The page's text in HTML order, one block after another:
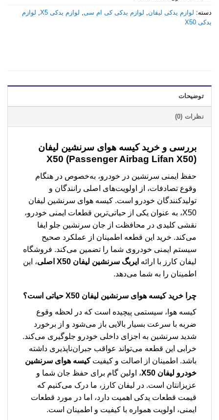
دسته: لوازم یدکی لیفان, لوازم یدکی کی ام سی, لوازم یدکی X5 , لوازم
یدکی X50
توضیحات
نظرات (0)
بررسی و خریدکیسه هوای سرنشین لیفان
X50 (Passenger Airbag Lifan X50)
حفظ ایمنی سرنشین در خودرو، به‌خصوص در هنگام
وقوع تصادفات، از اولویت‌های اصلی رانندگان و
تولیدکنندگان خودرو است. کیسه هوای سرنشین لیفان
X50، به عنوان یکی از حیاتی‌ترین قطعات ایمنی خودرو،
نقشی کلیدی در محافظت از جان سرنشین جلو ایفا
می‌کند. خرید این قطعه اطمینان از عملکرد صحیح
سیستم ایمنی خودروی شما را تضمین می‌کند. فروشگاه
لیفان کارز با ارائه ایربگ سرنشین لیفان X50 اصلی
، این
اطمینان را به شما می‌دهد.
چرا خرید کیسه هوای سرنشین لیفان X50
حیاتی است؟
کیسه هوا، سیستمی پیچیده است که در لحظه وقوع
ضربه با سرعت بسیار بالایی باز می‌شود و از برخورد
شدید سرنشین به اجزای داخلی خودرو جلوگیری می‌کند.
خرابی این قطعه می‌تواند عواقب جبران‌ناپذیری داشته
باشد. اطمینان از اصالت و کیفیت کیسه هوای سرنشین
خودرو لیفان X50
، اولین گام برای حفظ جان شما و
عزیزانتان است. در لیفان کارز، ما درک می‌کنیم که
قیمت قطعات یدکی اهمیت دارد، اما در مورد قطعات
ایمنی، اولویت همواره با کیفیت و اطمینان است.